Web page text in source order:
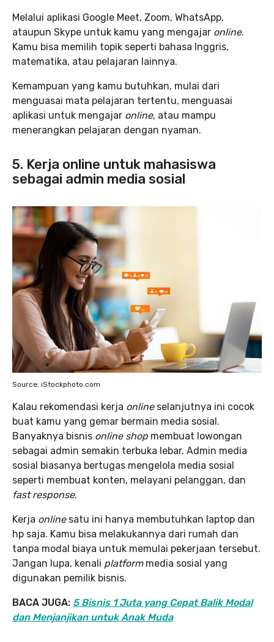
Melalui aplikasi Google Meet, Zoom, WhatsApp,
ataupun Skype untuk kamu yang mengajar online.
Kamu bisa memilih topik seperti bahasa Inggris,
matematika, atau pelajaran lainnya.
Kemampuan yang kamu butuhkan, mulai dari
menguasai mata pelajaran tertentu, menguasai
aplikasi untuk mengajar online, atau mampu
menerangkan pelajaran dengan nyaman.
5. Kerja online untuk mahasiswa
sebagai admin media sosial
Source: iStockphoto.com
Kalau rekomendasi kerja online selanjutnya ini cocok
buat kamu yang gemar bermain media sosial.
Banyaknya bisnis online shop membuat lowongan
sebagai admin semakin terbuka lebar. Admin media
sosial biasanya bertugas mengelola media sosial
seperti membuat konten, melayani pelanggan, dan
fast response.
Kerja online satu ini hanya membutuhkan laptop dan
hp saja. Kamu bisa melakukannya dari rumah dan
tanpa modal biaya untuk memulai pekerjaan tersebut.
Jangan lupa, kenali platform media sosial yang
digunakan pemilik bisnis.
BACA JUGA: 5 Bisnis 1 Juta yang Cepat Balik Modal
dan Menjanjikan untuk Anak Muda